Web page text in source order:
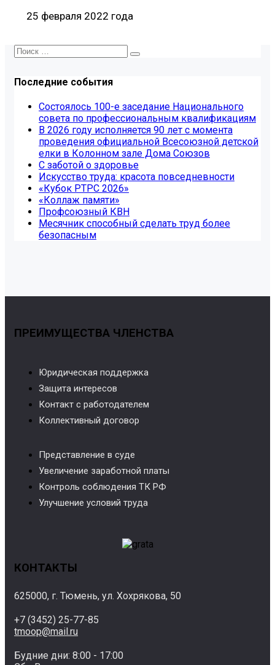
25 февраля 2022 года
Последние события
Состоялось 100-е заседание Национального
совета по профессиональным квалификациям
В 2026 году исполняется 90 лет с момента
проведения официальной Всесоюзной детской
елки в Колонном зале Дома Союзов
С заботой о здоровье
Искусство труда: красота повседневности
«Кубок РТРС 2026»
«Коллаж памяти»
Профсоюзный КВН
Месячник способный сделать труд более
безопасным
ПРЕИМУЩЕСТВА ЧЛЕНСТВА
Юридическая поддержка
Защита интересов
Контакт с работодателем
Коллективный договор
Представление в суде
Увеличение заработной платы
Контроль соблюдения ТК РФ
Улучшение условий труда
КОНТАКТЫ
625000, г. Тюмень, ул. Хохрякова, 50
+7 (3452) 25-77-85
tmoop@mail.ru
Будние дни: 8:00 - 17:00